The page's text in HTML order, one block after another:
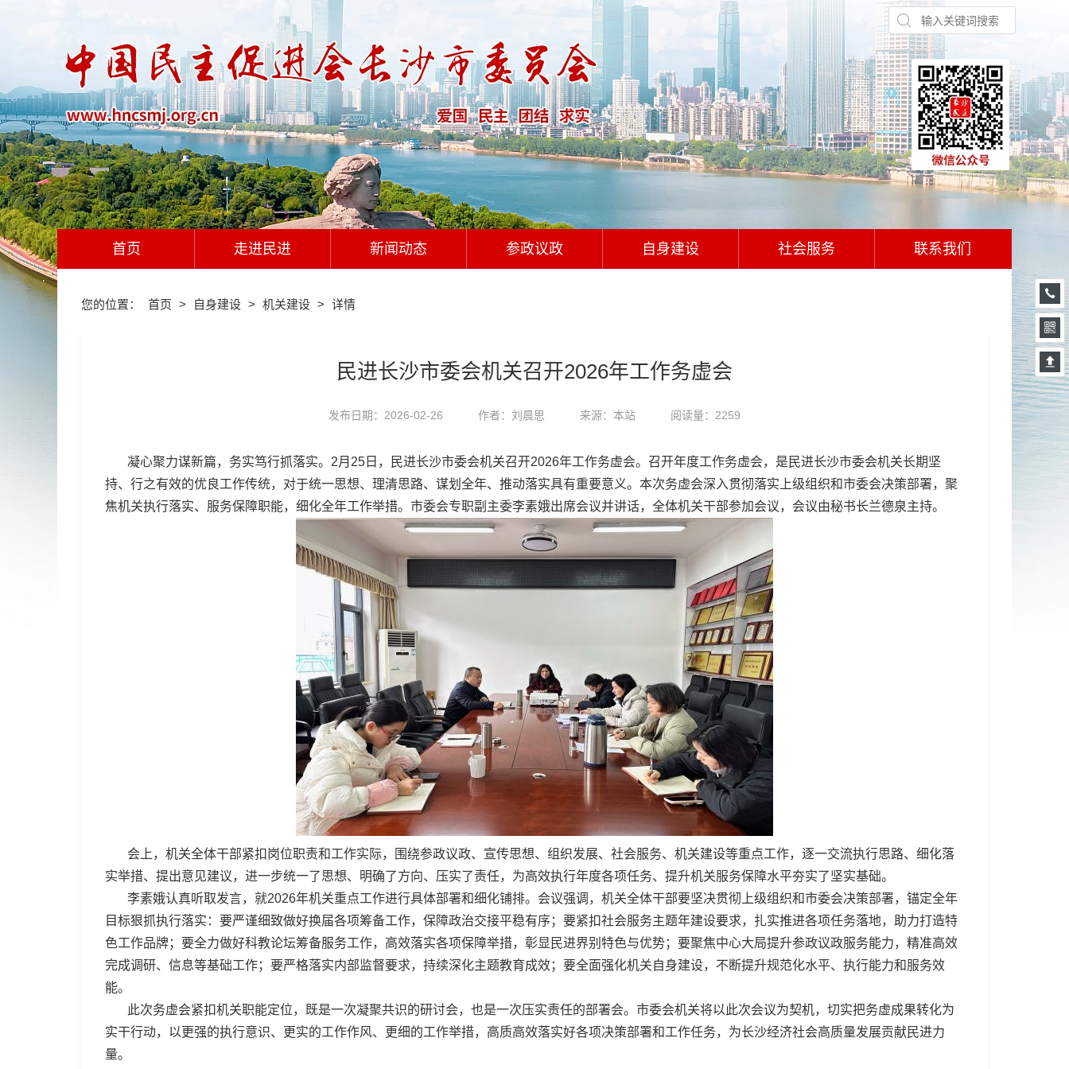
首页 走进民进 新闻动态 参政议政 自身建设 社会服务 联系我们
您的位置： 首页 > 自身建设 > 机关建设 > 详情
民进长沙市委会机关召开2026年工作务虚会
发布日期：2026-02-26 作者：刘晨思 来源：本站 阅读量：2259
凝心聚力谋新篇，务实笃行抓落实。2月25日，民进长沙市委会机关召开2026年工作务虚会。召开年度工作务虚会，是民进长沙市委会机关长期坚
持、行之有效的优良工作传统，对于统一思想、理清思路、谋划全年、推动落实具有重要意义。本次务虚会深入贯彻落实上级组织和市委会决策部署，聚
焦机关执行落实、服务保障职能，细化全年工作举措。市委会专职副主委李素娥出席会议并讲话，全体机关干部参加会议，会议由秘书长兰德泉主持。
会上，机关全体干部紧扣岗位职责和工作实际，围绕参政议政、宣传思想、组织发展、社会服务、机关建设等重点工作，逐一交流执行思路、细化落
实举措、提出意见建议，进一步统一了思想、明确了方向、压实了责任，为高效执行年度各项任务、提升机关服务保障水平夯实了坚实基础。
李素娥认真听取发言，就2026年机关重点工作进行具体部署和细化铺排。会议强调，机关全体干部要坚决贯彻上级组织和市委会决策部署，锚定全年
目标狠抓执行落实：要严谨细致做好换届各项筹备工作，保障政治交接平稳有序；要紧扣社会服务主题年建设要求，扎实推进各项任务落地，助力打造特
色工作品牌；要全力做好科教论坛筹备服务工作，高效落实各项保障举措，彰显民进界别特色与优势；要聚焦中心大局提升参政议政服务能力，精准高效
完成调研、信息等基础工作；要严格落实内部监督要求，持续深化主题教育成效；要全面强化机关自身建设，不断提升规范化水平、执行能力和服务效
能。
此次务虚会紧扣机关职能定位，既是一次凝聚共识的研讨会，也是一次压实责任的部署会。市委会机关将以此次会议为契机，切实把务虚成果转化为
实干行动，以更强的执行意识、更实的工作作风、更细的工作举措，高质高效落实好各项决策部署和工作任务，为长沙经济社会高质量发展贡献民进力
量。